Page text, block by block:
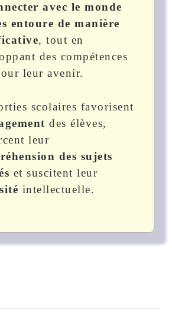
avec le monde
entoure de manière
, tout en
des compétences
leur avenir.
scolaires favorisent
des élèves,
leur
des sujets
et suscitent leur
intellectuelle.